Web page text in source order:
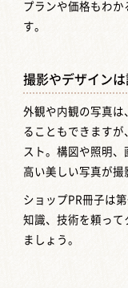
プランや価格もわか
す。
撮影やデザインは
外観や内観の写真は
ることもできます
スト。構図や照明
高い美しい写真が撮
ショップPR冊子は
知識、技術を頼って
ましょう。